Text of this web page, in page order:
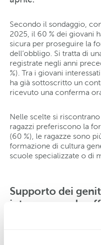
Secondo il sondaggio,
2025, il 60 % dei giovani
sicura per proseguire la
dell’obbligo. Si tratta di
registrate negli anni
%). Tra i giovani
ha già sottoscritto un
ricevuto una conferma
Nelle scelte si
ragazzi preferiscono la
(60 %), le ragazze sono
formazione di cultura
scuole specializzate o di
Supporto dei
interesse per le